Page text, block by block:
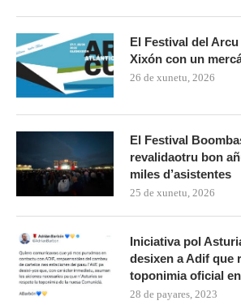
El Festival del
Xixón con un
26 de xunetu, 2026
El Festival
revalidaotru bon
miles d’asistentes
25 de xunetu, 2026
Iniciativa pol
desixen a Adif que
toponimia oficial
28 de payares, 2023